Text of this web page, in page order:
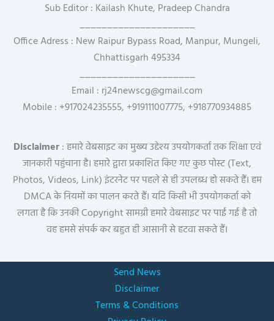
Sub Editor : Kailash Khute, Pradeep Chandra
_____________________
Office Adress : New Raipur Bypass Road, Manpur, Mungeli,
Chhattisgarh 495334
_____________________
Email : rj24newscg@gmail.com
Mobile : +917024235555, +919111007775, +918770934885
Disclaimer: हमारे वेबसाइट का मुख्य उद्देश्य उपयोगकर्ता तक शिक्षा एवं
जानकारी पहुंचाना है। हमारे द्वारा प्रकाशित किए गए कुछ पोस्ट (Text,
Photos, Videos, Link) इंटरनेट पर पहले से ही उपलब्ध हो सकते हैं। हम
DMCA के नियमों का पालन करते हैं। यदि किसी भी उपयोगकर्ता को
लगता है कि उनकी Copyright सामग्री हमारे वेबसाइट पर पाई गई है तो
वह हमसे संपर्क कर बहुत ही आसानी से हटवा सकते हैं।
Send News
Disclaimer
Terms & Conditions